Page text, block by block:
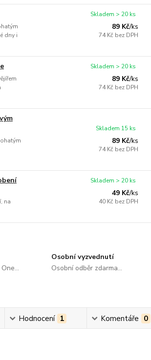
dny i
89 Kč/ks
74 Kč bez DPH
Skladem > 20 ks
89 Kč/ks
74 Kč bez DPH
Skladem > 20 ks
89 Kč/ks
74 Kč bez DPH
Skladem 15 ks
na
49 Kč/ks
40 Kč bez DPH
Skladem > 20 ks
Osobní vyzvednutí
Osobní odběr zdarma...
Hodnocení 1 Komentáře 0